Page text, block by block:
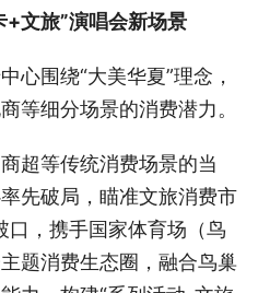
+文旅”演唱会新场景
心围绕“大美华夏”理念，
等细分场景的消费潜力。
超等传统消费场景的当
先破局，瞄准文旅消费市
口，携手国家体育场（鸟
题消费生态圈，融合鸟巢